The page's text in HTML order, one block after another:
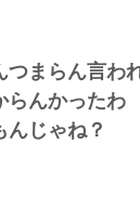
つまらん言わ
らんかったわ
んじゃね？